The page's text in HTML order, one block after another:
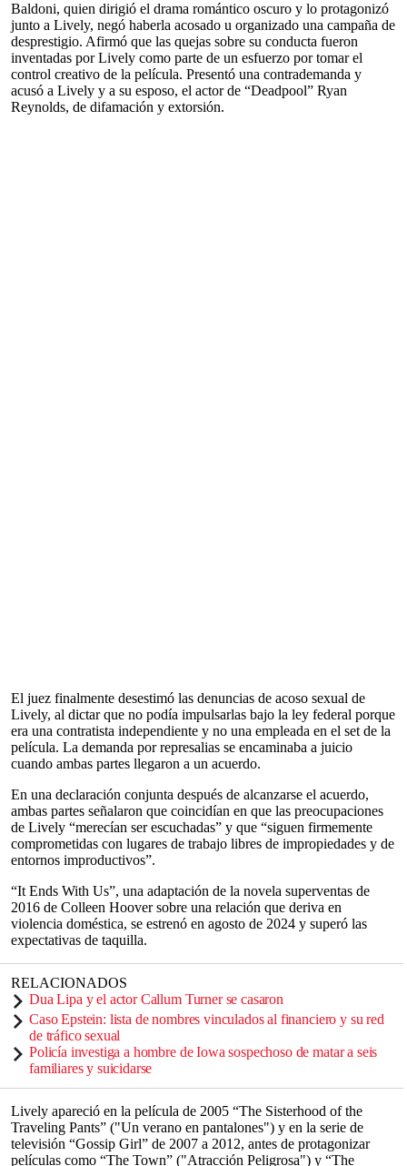
Baldoni, quien dirigió el drama romántico oscuro y lo protagonizó
junto a Lively, negó haberla acosado u organizado una campaña de
desprestigio. Afirmó que las quejas sobre su conducta fueron
inventadas por Lively como parte de un esfuerzo por tomar el
control creativo de la película. Presentó una contrademanda y
acusó a Lively y a su esposo, el actor de “Deadpool” Ryan
Reynolds, de difamación y extorsión.
El juez finalmente desestimó las denuncias de acoso sexual de
Lively, al dictar que no podía impulsarlas bajo la ley federal porque
era una contratista independiente y no una empleada en el set de la
película. La demanda por represalias se encaminaba a juicio
cuando ambas partes llegaron a un acuerdo.
En una declaración conjunta después de alcanzarse el acuerdo,
ambas partes señalaron que coincidían en que las preocupaciones
de Lively “merecían ser escuchadas” y que “siguen firmemente
comprometidas con lugares de trabajo libres de impropiedades y de
entornos improductivos”.
“It Ends With Us”, una adaptación de la novela superventas de
2016 de Colleen Hoover sobre una relación que deriva en
violencia doméstica, se estrenó en agosto de 2024 y superó las
expectativas de taquilla.
RELACIONADOS
Dua Lipa y el actor Callum Turner se casaron
Caso Epstein: lista de nombres vinculados al financiero y su red
de tráfico sexual
Policía investiga a hombre de Iowa sospechoso de matar a seis
familiares y suicidarse
Lively apareció en la película de 2005 “The Sisterhood of the
Traveling Pants” ("Un verano en pantalones") y en la serie de
televisión “Gossip Girl” de 2007 a 2012, antes de protagonizar
películas como “The Town” ("Atracción Peligrosa") y “The